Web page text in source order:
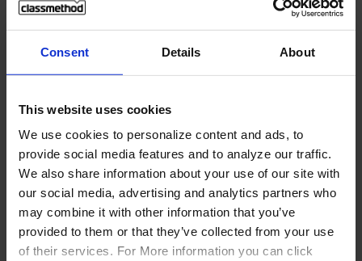
Consent Details About
This website uses cookies
We use cookies to personalize content and ads, to
provide social media features and to analyze our traffic.
We also share information about your use of our site with
our social media, advertising and analytics partners who
may combine it with other information that you’ve
provided to them or that they’ve collected from your use
of their services. For More information you can click
ผู้จัด Classmethod (Thailand) Co., Ltd.
ภาษา
สัมมนา
** เนื้อหาของสัมมนาอาจเปลี่ยนแปลงได้โดยไม่แจ้งให้ทราบล่วงหน้า
ผู้บรรยาย